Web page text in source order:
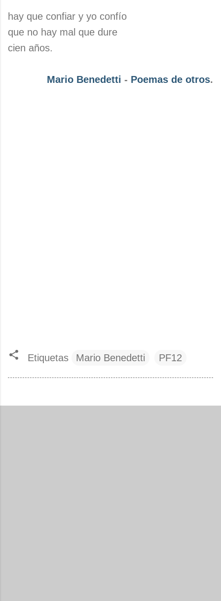
hay que confiar y yo confío
que no hay mal que dure
cien años.
Mario Benedetti - Poemas de otros.
Etiquetas Mario Benedetti PF12